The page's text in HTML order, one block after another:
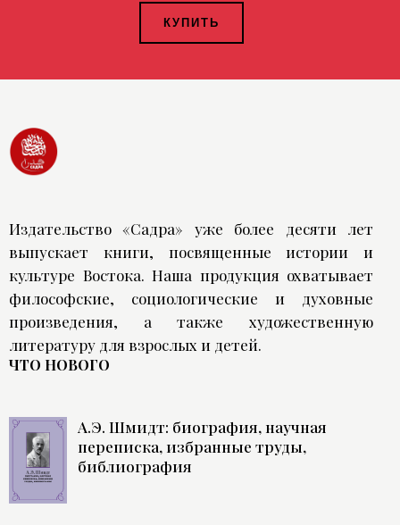
КУПИТЬ
Издательство «Садра» уже более десяти лет
выпускает книги, посвященные истории и
культуре Востока. Наша продукция охватывает
философские, социологические и духовные
произведения, а также художественную
литературу для взрослых и детей.
ЧТО НОВОГО
А.Э. Шмидт: биография, научная
переписка, избранные труды,
библиография